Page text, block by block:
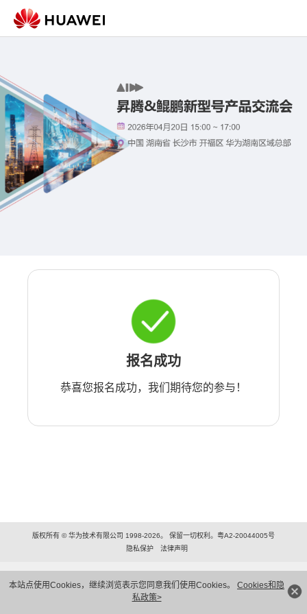
本站点使用Cookies，继续浏览表示您同意我们使用Cookies。 Cookies和隐
私政策>
报名成功
恭喜您报名成功，我们期待您的参与！
版权所有 © 华为技术有限公司 1998-2026。 保留一切权利。粤A2-20044005号
隐私保护
法律声明